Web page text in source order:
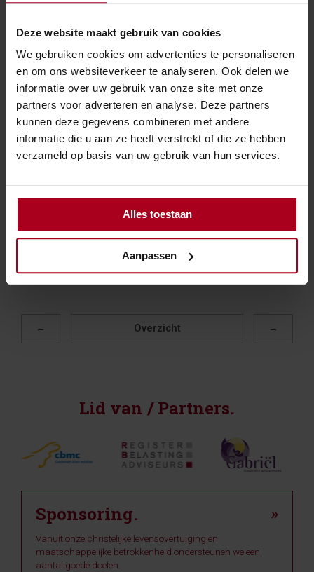
Deze website maakt gebruik van cookies
We gebruiken cookies om advertenties te personaliseren
en om ons websiteverkeer te analyseren. Ook delen we
informatie over uw gebruik van onze site met onze
partners voor adverteren en analyse. Deze partners
kunnen deze gegevens combineren met andere
informatie die u aan ze heeft verstrekt of die ze hebben
verzameld op basis van uw gebruik van hun services.
Alles toestaan
Aanpassen
al bekend was.
Geen teruggaaf
De rechtbank oordeelt dat de inspecteur het
teruggaafverzoek terecht heeft afgewezen. Omdat de
naheffing van btw over 2016 bij de leverancier door
verjaring niet meer mogelijk is, is er geen sprake van ‘in
rekening gebrachte belasting’ die voor aftrek in
teruggaaf van btw die niet verschuldigd is, kan daarom
niet worden toegekend.
ECLI:NL:RBZWB:2025:8079 | 18-11-2025
← Overzicht →
Lid van / Partners.
Sponsoring. »
Vanuit onze christelijke levensovertuiging en
maatschappelijke betrokkenheid ondersteunen we een
aantal goede doelen.